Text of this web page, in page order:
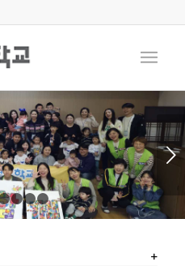
다음
1 2 3 4 5 6 7